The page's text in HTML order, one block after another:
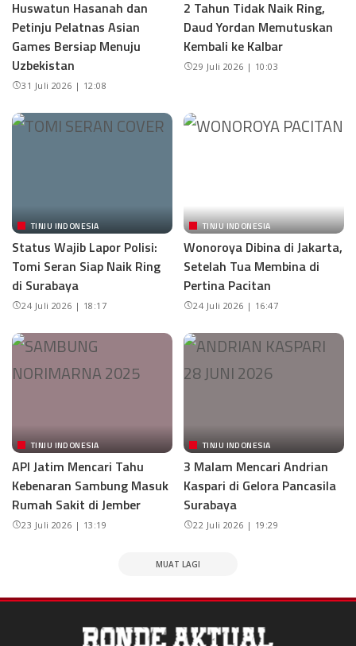
Huswatun Hasanah dan
Petinju Pelatnas Asian
Games Bersiap Menuju
Uzbekistan
31 Juli 2026 | 12:08
2 Tahun Tidak Naik Ring,
Daud Yordan Memutuskan
Kembali ke Kalbar
29 Juli 2026 | 10:03
TINJU INDONESIA
Status Wajib Lapor Polisi:
Tomi Seran Siap Naik Ring
di Surabaya
24 Juli 2026 | 18:17
TINJU INDONESIA
Wonoroya Dibina di Jakarta,
Setelah Tua Membina di
Pertina Pacitan
24 Juli 2026 | 16:47
TINJU INDONESIA
API Jatim Mencari Tahu
Kebenaran Sambung Masuk
Rumah Sakit di Jember
23 Juli 2026 | 13:19
TINJU INDONESIA
3 Malam Mencari Andrian
Kaspari di Gelora Pancasila
Surabaya
22 Juli 2026 | 19:29
MUAT LAGI